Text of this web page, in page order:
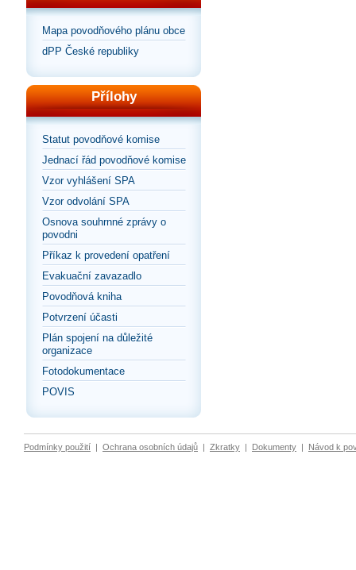
Mapa povodňového plánu obce
dPP České republiky
Přílohy
Statut povodňové komise
Jednací řád povodňové komise
Vzor vyhlášení SPA
Vzor odvolání SPA
Osnova souhrnné zprávy o
povodni
Příkaz k provedení opatření
Evakuační zavazadlo
Povodňová kniha
Potvrzení účasti
Plán spojení na důležité
organizace
Fotodokumentace
POVIS
Podmínky použití | Ochrana osobních údajů | Zkratky | Dokumenty | Návod k